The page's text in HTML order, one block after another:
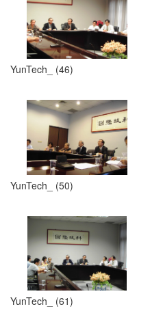
YunTech_ (46)
YunTech_ (50)
YunTech_ (61)